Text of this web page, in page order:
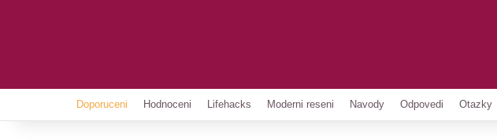
Doporuceni Hodnoceni Lifehacks Moderni reseni Navody Odpovedi Otazky